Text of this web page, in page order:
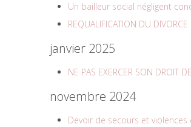
Un bailleur social négligent
REQUALIFICATION DU
janvier 2025
NE PAS EXERCER SON DROIT
novembre 2024
Devoir de secours et